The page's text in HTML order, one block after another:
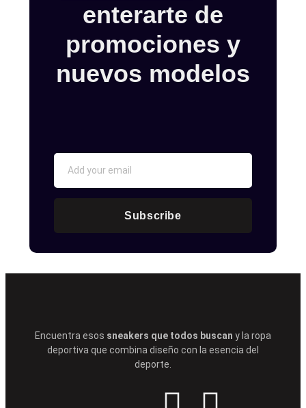
enterarte de
promociones y
nuevos modelos
Subscribe
Encuentra esos sneakers que todos buscan y la ropa
deportiva que combina diseño con la esencia del
deporte.